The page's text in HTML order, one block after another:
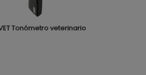
Tonómetro veterinario